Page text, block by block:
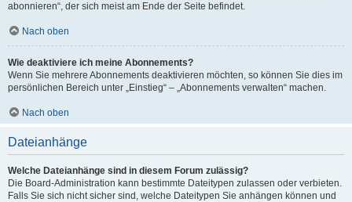
abonnieren“, der sich meist am Ende der Seite befindet.
Nach oben
Wie deaktiviere ich meine Abonnements?
Wenn Sie mehrere Abonnements deaktivieren möchten, so können Sie dies im
persönlichen Bereich unter „Einstieg“ – „Abonnements verwalten“ machen.
Nach oben
Dateianhänge
Welche Dateianhänge sind in diesem Forum zulässig?
Die Board-Administration kann bestimmte Dateitypen zulassen oder verbieten.
Falls Sie sich nicht sicher sind, welche Dateitypen Sie anhängen können und